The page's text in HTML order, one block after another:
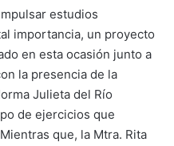
estudios
importancia, un proyecto
en esta ocasión junto a
la presencia de la
Julieta del Río
de ejercicios que
que, la Mtra. Rita